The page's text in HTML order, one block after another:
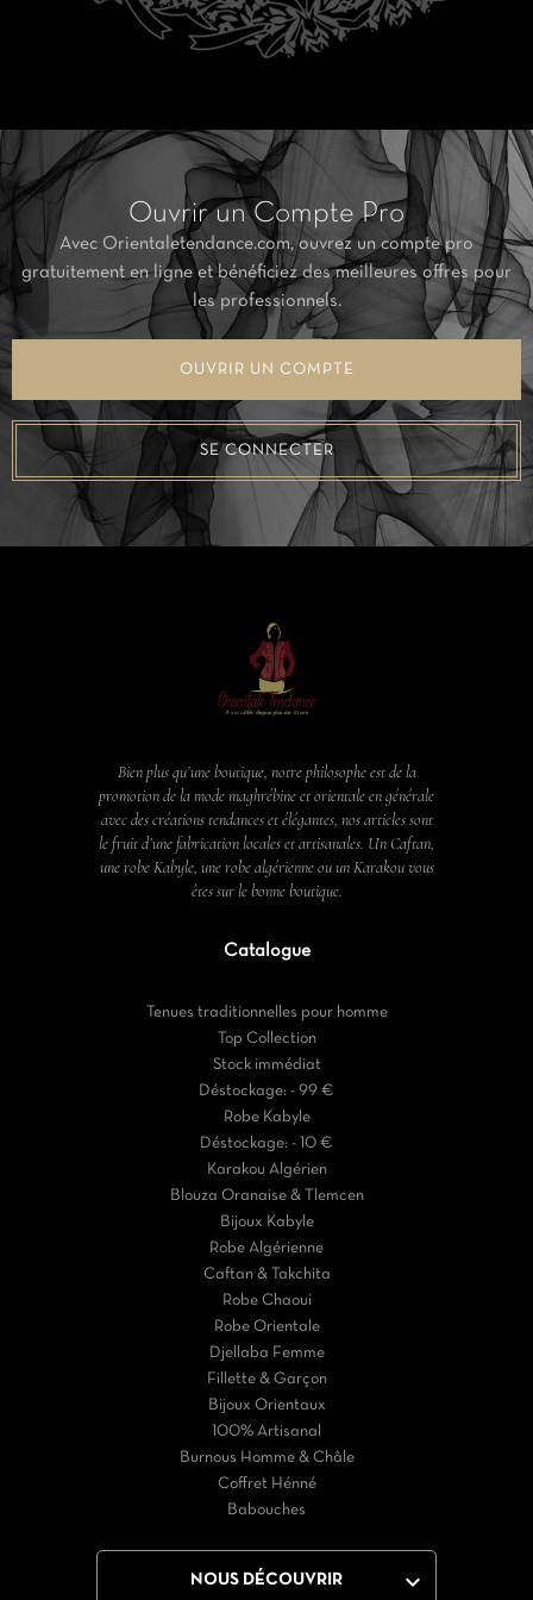
Ouvrir un Compte Pro
Avec Orientaletendance.com, ouvrez un compte pro
gratuitement en ligne et bénéficiez des meilleures offres pour
les professionnels.
OUVRIR UN COMPTE
SE CONNECTER
Bien plus qu’une boutique, notre philosophe est de la
promotion de la mode maghrébine et orientale en générale
avec des créations tendances et élégantes, nos articles sont
le fruit d’une fabrication locales et artisanales. Un Caftan,
une robe Kabyle, une robe algérienne ou un Karakou vous
êtes sur le bonne boutique.
Catalogue
Tenues traditionnelles pour homme
Top Collection
Stock immédiat
Déstockage: - 99 €
Robe Kabyle
Déstockage: - 10 €
Karakou Algérien
Blouza Oranaise & Tlemcen
Bijoux Kabyle
Robe Algérienne
Caftan & Takchita
Robe Chaoui
Robe Orientale
Djellaba Femme
Fillette & Garçon
Bijoux Orientaux
100% Artisanal
Burnous Homme & Châle
Coffret Hénné
Babouches
NOUS DÉCOUVRIR 